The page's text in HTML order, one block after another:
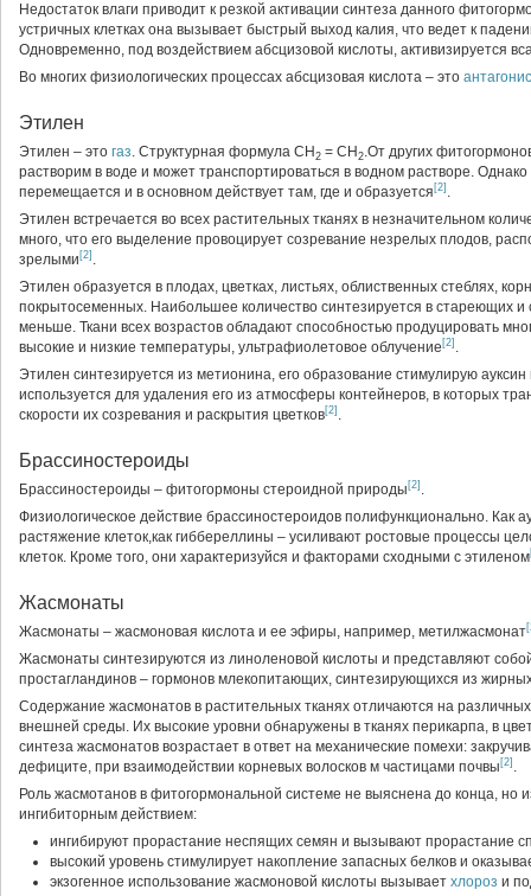
Недостаток влаги приводит к резкой активации синтеза данного
устричных клетках она вызывает быстрый выход калия, что ведет к
Одновременно, под воздействием абсцизовой кислоты, активизируется
Во многих физиологических процессах абсцизовая кислота – это
Этилен
Этилен – это газ. Структурная формула СН 2 = СН 2.От других
растворим в воде и может транспортироваться в водном растворе.
перемещается и в основном действует там, где и образуется [2] .
Этилен встречается во всех растительных тканях в незначительном
много, что его выделение провоцирует созревание незрелых плодов,
зрелыми [2] .
Этилен образуется в плодах, цветках, листьях, облиственных стеблях,
покрытосеменных. Наибольшее количество синтезируется в стареющих
меньше. Ткани всех возрастов обладают способностью продуцировать
высокие и низкие температуры, ультрафиолетовое облучение [2] .
Этилен синтезируется из метионина, его образование стимулирую
используется для удаления его из атмосферы контейнеров, в которых
скорости их созревания и раскрытия цветков[2] .
Брассиностероиды
Брассиностероиды – фитогормоны стероидной природы [2] .
Физиологическое действие брассиностероидов полифункционально. Как
растяжение клеток,как гиббереллины – усиливают ростовые процессы
клеток. Кроме того, они характеризуйся и факторами сходными с этиленом
Жасмонаты
Жасмонаты – жасмоновая кислота и ее эфиры, например, метилжасмонат
Жасмонаты синтезируются из линоленовой кислоты и представляют
простагландинов – гормонов млекопитающих, синтезирующихся из
Содержание жасмонатов в растительных тканях отличаются на
внешней среды. Их высокие уровни обнаружены в тканях перикарпа, в
синтеза жасмонатов возрастает в ответ на механические помехи:
дефиците, при взаимодействии корневых волосков м частицами почвы [2] .
Роль жасмотанов в фитогормональной системе не выяснена до конца,
ингибиторным действием:
ингибируют прорастание неспящих семян и вызывают прорастание
высокий уровень стимулирует накопление запасных белков и
экзогенное использование жасмоновой кислоты вызывает хлороз и